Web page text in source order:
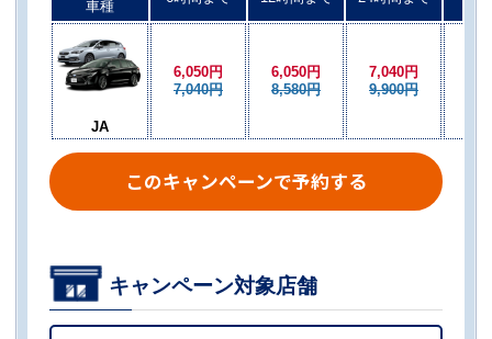
車種
JA
6,050円
7,040円
6,050円
8,580円
7,040円
9,900円
このキャンペーンで予約する
キャンペーン対象店舗